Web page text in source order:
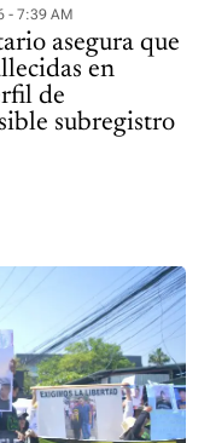
- 7:39 AM
asegura que
en
de
subregistro